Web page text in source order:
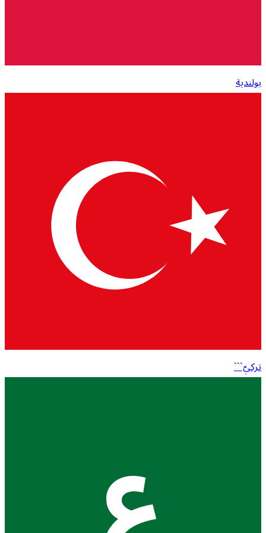
بولندية
تركيّ```